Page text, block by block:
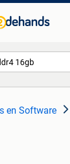
en Software